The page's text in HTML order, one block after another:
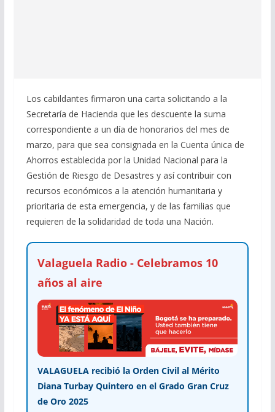
Los cabildantes firmaron una carta solicitando a la
Secretaría de Hacienda que les descuente la suma
correspondiente a un día de honorarios del mes de
marzo, para que sea consignada en la Cuenta única de
Ahorros establecida por la Unidad Nacional para la
Gestión de Riesgo de Desastres y así contribuir con
recursos económicos a la atención humanitaria y
prioritaria de esta emergencia, y de las familias que
requieren de la solidaridad de toda una Nación.
Valaguela Radio - Celebramos 10
años al aire
VALAGUELA recibió la Orden Civil al Mérito
Diana Turbay Quintero en el Grado Gran Cruz
de Oro 2025